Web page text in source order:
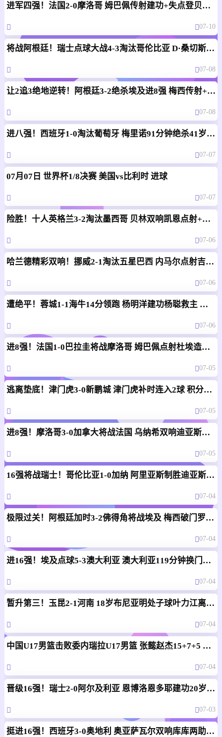
进军四强！法国2-0摩洛哥 姆巴佩传射建功+失点登贝莱贴地斩
07-10
将战阿根廷！瑞士点球大战4-3淘汰哥伦比亚 D·桑切斯、库乔失点
07-08
让2追3绝地逆转！阿根廷3-2绝杀埃及进8强 梅西传射+失点恩佐绝杀
07-08
进八强！西班牙1-0淘汰葡萄牙 梅里诺91分钟绝杀41岁C罗最后一舞
07-07
07月07日 世界杯1/8决赛 美国vs比利时 进球
07-07
险胜！十人英格兰3-2淘汰墨西哥 贝林双响凯恩点射+送点宽萨直红
07-06
哈兰德精彩双响！挪威2-1淘汰五星巴西 内马尔点射吉马良斯失点
07-06
遭绝平！蓉城1-1海牛14分领跑 杨明洋建功杨聪救主 海牛仍倒数第3
07-06
进8强！法国1-0巴拉圭将战摩洛哥 姆巴佩点射杜埃造点主裁引争议
07-05
逃离垫底！津门虎3-0新鹏城 津门虎补时连入2球 积分平三镇升第15
07-05
进8强！摩洛哥3-0加拿大将战法国 乌纳希双响迪亚斯两助
07-05
16强将战瑞士！哥伦比亚1-0加纳 阿里亚斯制胜迪亚斯失良机
07-04
极限过关！阿根廷加时3-2佛得角将战埃及 梅西破门罗梅罗造乌龙
07-04
进16强！埃及点球5-3澳大利亚 澳大利亚119分钟换门将埃及4罚全中
07-04
暂升第三！玉昆2-1河南 18岁布尼亚明处子球叶力江离谱梦游送礼
07-04
中国U17男篮击败委内瑞拉U17男篮 张懿赵杰15+7+5 陈昱休18+7
07-04
晋级16强！瑞士2-0阿尔及利亚 恩博洛恩多耶建功20岁曼赞比献助攻
07-03
挺进16强！西班牙3-0奥地利 奥亚萨瓦尔双响库库两助+进球被吹